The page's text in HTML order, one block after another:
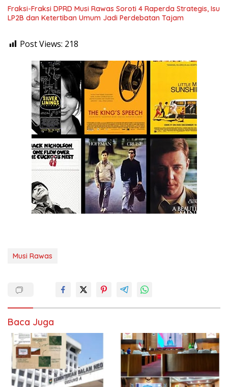
Fraksi-Fraksi DPRD Musi Rawas Soroti 4 Raperda Strategis, Isu
LP2B dan Ketertiban Umum Jadi Perdebatan Tajam
Post Views: 218
Musi Rawas
Baca Juga